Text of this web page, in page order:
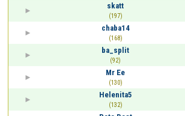
skatt
(197)
chaba14
(168)
ba_split
(92)
Mr Ee
(130)
Helenita5
(132)